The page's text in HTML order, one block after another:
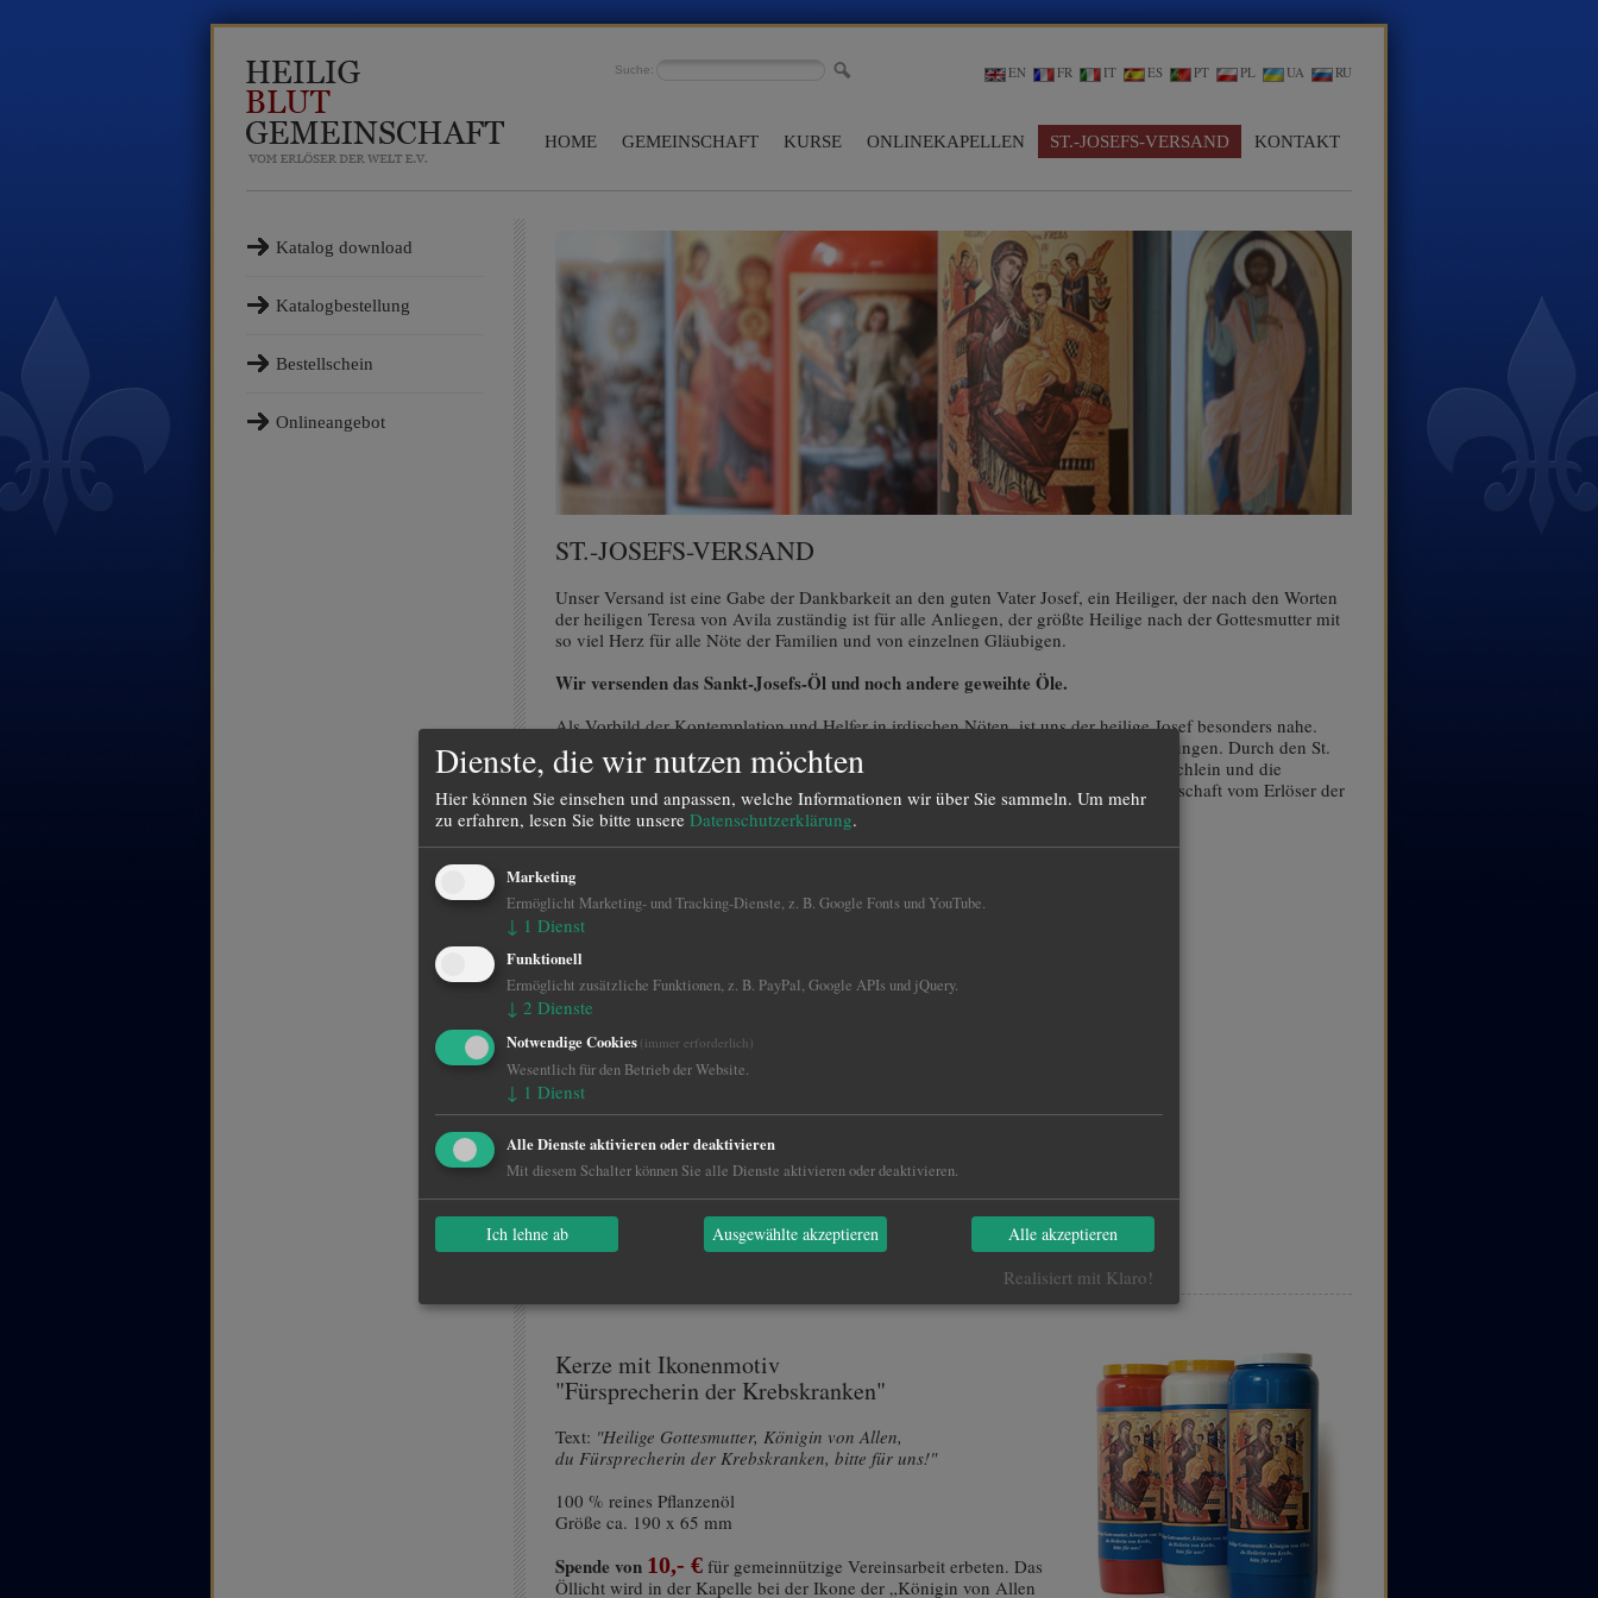
Suche: EN FR IT ES PT PL UA RU
HOME GEMEINSCHAFT KURSE ONLINEKAPELLEN ST.-JOSEFS-VERSAND KONTAKT
Katalog download
Katalogbestellung
Bestellschein
Onlineangebot
ST.-JOSEFS-VERSAND
Unser Versand ist eine Gabe der Dankbarkeit an den guten Vater Josef, ein Heiliger, der nach den Worten
der heiligen Teresa von Avila zuständig ist für alle Anliegen, der größte Heilige nach der Gottesmutter mit
so viel Herz für alle Nöte der Familien und von einzelnen Gläubigen.
Wir versenden das Sankt-Josefs-Öl und noch andere geweihte Öle.
Als Vorbild der Kontemplation und Helfer in irdischen Nöten, ist uns der heilige Josef besonders nahe.
Auch als „Patron der Arbeiter“, inmitten einer Arbeitswelt mit vielfältigen Anforderungen. Durch den St.
Josef’s Versand unterstützen Sie das Schriftenapostolat, den Neudruck von Gebetbüchlein und die
Beantwortung von Briefen mit Gebetsanliegen unseres Vereins „Heilig-Blut-Gemeinschaft vom Erlöser der
Welt, e.V.
Wir danken Ihnen für Ihre Unterstützung!
Kerze mit Ikonenmotiv
"Fürsprecherin der Krebskranken"
Text: "Heilige Gottesmutter, Königin von Allen,
du Fürsprecherin der Krebskranken, bitte für uns!"
100 % reines Pflanzenöl
Größe ca. 190 x 65 mm
Spende von 10,- € für gemeinnützige Vereinsarbeit erbeten. Das
Öllicht wird in der Kapelle bei der Ikone der „Königin von Allen
Dienste, die wir nutzen möchten
Hier können Sie einsehen und anpassen, welche Informationen wir über Sie sammeln. Um mehr
zu erfahren, lesen Sie bitte unsere Datenschutzerklärung.
Marketing
Ermöglicht Marketing- und Tracking-Dienste, z. B. Google Fonts und YouTube.
↓ 1 Dienst
Funktionell
Ermöglicht zusätzliche Funktionen, z. B. PayPal, Google APIs und jQuery.
↓ 2 Dienste
Notwendige Cookies (immer erforderlich)
Wesentlich für den Betrieb der Website.
↓ 1 Dienst
Alle Dienste aktivieren oder deaktivieren
Mit diesem Schalter können Sie alle Dienste aktivieren oder deaktivieren.
Ich lehne ab Ausgewählte akzeptieren Alle akzeptieren
Realisiert mit Klaro!